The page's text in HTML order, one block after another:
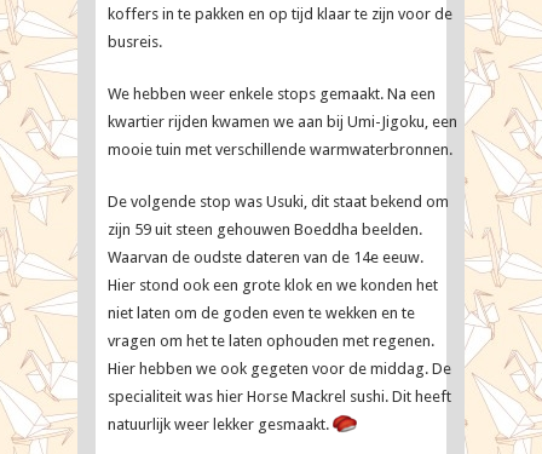
koffers in te pakken en op tijd klaar te zijn voor de
busreis.
We hebben weer enkele stops gemaakt. Na een
kwartier rijden kwamen we aan bij Umi-Jigoku, een
mooie tuin met verschillende warmwaterbronnen.
De volgende stop was Usuki, dit staat bekend om
zijn 59 uit steen gehouwen Boeddha beelden.
Waarvan de oudste dateren van de 14e eeuw.
Hier stond ook een grote klok en we konden het
niet laten om de goden even te wekken en te
vragen om het te laten ophouden met regenen.
Hier hebben we ook gegeten voor de middag. De
specialiteit was hier Horse Mackrel sushi. Dit heeft
natuurlijk weer lekker gesmaakt.